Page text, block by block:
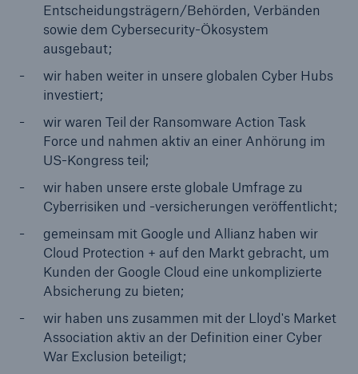
Entscheidungsträgern/Behörden, Verbänden
sowie dem Cybersecurity-Ökosystem
ausgebaut;
wir haben weiter in unsere globalen Cyber Hubs
investiert;
wir waren Teil der Ransomware Action Task
Force und nahmen aktiv an einer Anhörung im
US-Kongress teil;
wir haben unsere erste globale Umfrage zu
Cyberrisiken und -versicherungen veröffentlicht;
gemeinsam mit Google und Allianz haben wir
Cloud Protection + auf den Markt gebracht, um
Kunden der Google Cloud eine unkomplizierte
Absicherung zu bieten;
wir haben uns zusammen mit der Lloyd's Market
Association aktiv an der Definition einer Cyber
War Exclusion beteiligt;
Lösungen
Sachdeckung durch einen leistungsfähigen
Rückversicherungspartner